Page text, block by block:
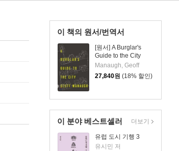
이 책의 원서/번역서
[원서] A Burglar's
Guide to the City
Manaugh, Geoff
27,840원 (18% 할인)
이 분야 베스트셀러
유럽 도시 기행 3
유시민 저
더보기